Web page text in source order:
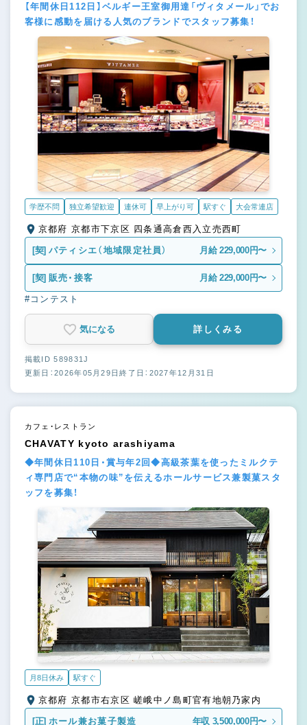
【年間休日112日】ベルギー王室御用達「ヴィタメール」でお
客様に感動を届ける人気のブランドでスタッフ募集！
学歴不問 独立希望歓迎 連休可 早上がり可 駅すぐ 大会常連店
京都府 京都市下京区 四条通高倉西入立売西町
[契] パティシエ（地域限定社員） 月給 229,000円〜
[契] 販売・接客 月給 229,000円〜
#コンテスト
気になる 詳しくみる
掲載ID 589831J
更新日：2026年05月29日終了日：2027年12月31日
カフェ・レストラン
CHAVATY kyoto arashiyama
◆年間休日110日・賞与年2回◆高級茶葉を使ったミルクテ
ィ専門店で“本物の味”を伝えるホールサービス兼製菓スタ
ッフを募集！
月8日休み 駅すぐ
京都府 京都市右京区 嵯峨中ノ島町官有地朝乃家内
[正] ホール兼お菓子製造 年収 3,500,000円〜